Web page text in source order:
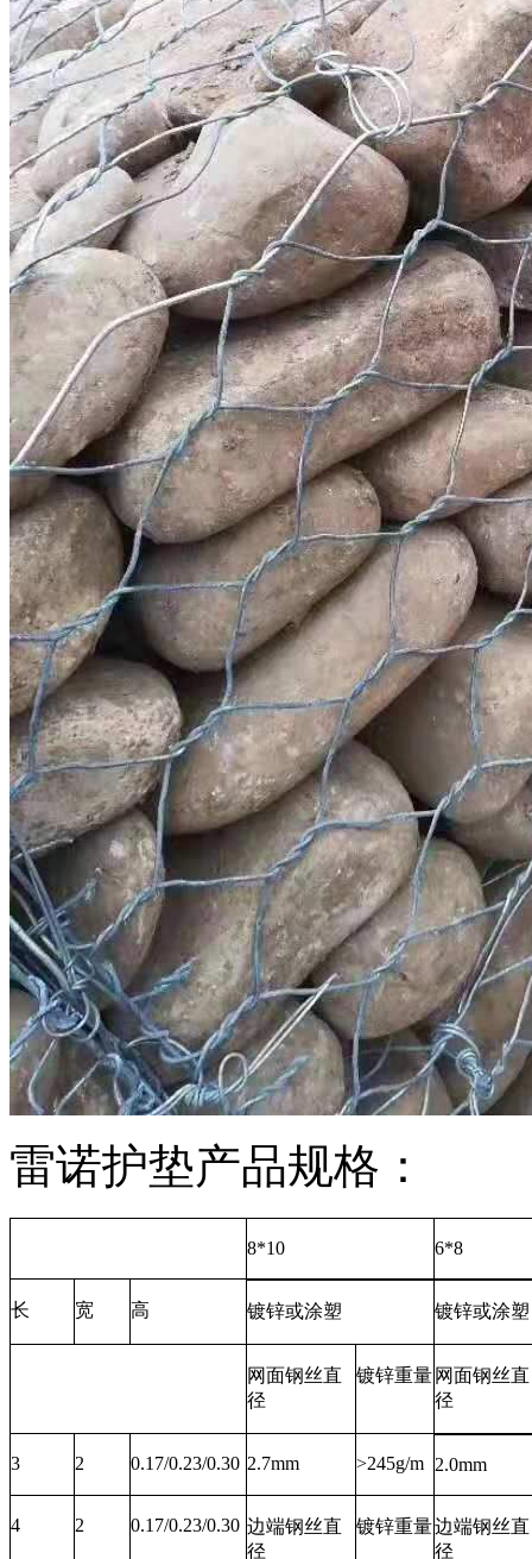
雷诺护垫产品规格：
8*10 6*8
长 宽 高 镀锌或涂塑 镀锌或涂塑
网面钢丝直
径
镀锌重量 网面钢丝直
径
3 2 0.17/0.23/0.30 2.7mm >245g/m 2.0mm
4 2 0.17/0.23/0.30 边端钢丝直
径
镀锌重量边端钢丝直
径